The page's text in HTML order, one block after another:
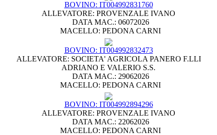
BOVINO: IT004992831760
ALLEVATORE: PROVENZALE IVANO
DATA MAC.: 06072026
MACELLO: PEDONA CARNI
BOVINO: IT004992832473
ALLEVATORE: SOCIETA' AGRICOLA PANERO F.LLI
ADRIANO E VALERIO S.S.
DATA MAC.: 29062026
MACELLO: PEDONA CARNI
BOVINO: IT004992894296
ALLEVATORE: PROVENZALE IVANO
DATA MAC.: 22062026
MACELLO: PEDONA CARNI